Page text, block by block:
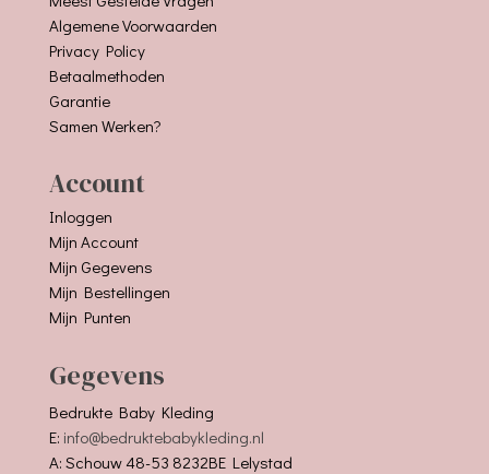
Algemene Voorwaarden
Privacy Policy
Betaalmethoden
Garantie
Samen Werken?
Account
Inloggen
Mijn Account
Mijn Gegevens
Mijn Bestellingen
Mijn Punten
Gegevens
Bedrukte Baby Kleding
E: info@bedruktebabykleding.nl
A: Schouw 48-53 8232BE Lelystad